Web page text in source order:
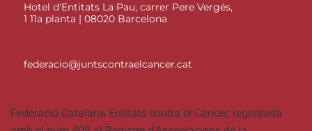
Hotel d'Entitats La Pau, carrer Pere Vergés,
1 11a planta | 08020 Barcelona
federacio@juntscontraelcancer.cat
Federació Catalana Entitats contra el Càncer, registrada